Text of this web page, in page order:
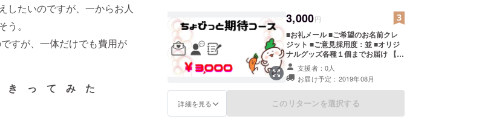
したいのですが、一からお人
。
すが、一体だけでも費用が
き っ て み た
3,000円
■お礼メール ■ご希望のお名前クレ
ジット ■ご意見採用度：並 ■オリジ
ナルグッズ各種１個までお届け 【ご
支援時に必ず備考欄にご希望のお名
前をご記入ください。 記入のない場
合はCAMPFIREのユーザー名を掲載
いたします。ご了承ください】 ※お
礼メール、お名前掲載不要等の場合
支援者：0人
お届け予定：2019年08月
詳細を見る このリターンを選択する